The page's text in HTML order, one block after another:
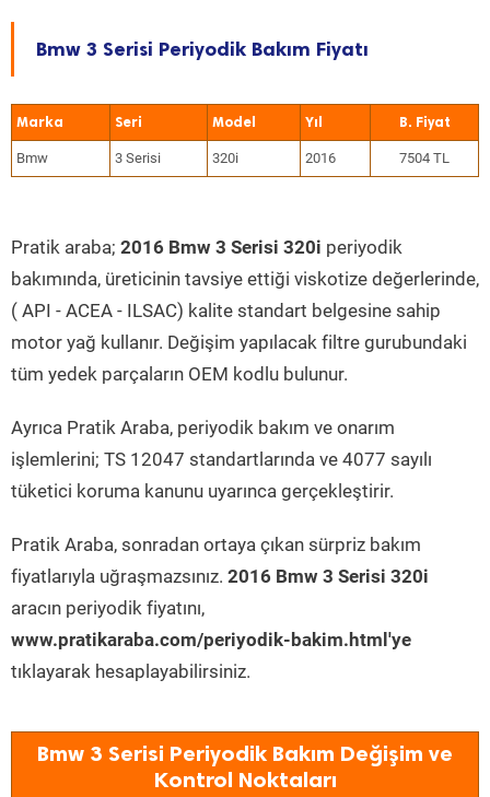
Bmw 3 Serisi Periyodik Bakım Fiyatı
Marka Seri Model Yıl
Bmw 3 Serisi 320i 2016 7504 TL
Pratik araba; 2016 Bmw 3 Serisi 320i periyodik
bakımında, üreticinin tavsiye ettiği viskotize değerlerinde,
( API - ACEA - ILSAC) kalite standart belgesine sahip
motor yağ kullanır. Değişim yapılacak filtre gurubundaki
tüm yedek parçaların OEM kodlu bulunur.
Ayrıca Pratik Araba, periyodik bakım ve onarım
işlemlerini; TS 12047 standartlarında ve 4077 sayılı
tüketici koruma kanunu uyarınca gerçekleştirir.
Pratik Araba, sonradan ortaya çıkan sürpriz bakım
fiyatlarıyla uğraşmazsınız. 2016 Bmw 3 Serisi 320i
aracın periyodik fiyatını,
www.pratikaraba.com/periyodik-bakim.html'ye
tıklayarak hesaplayabilirsiniz.
Bmw 3 Serisi Periyodik Bakım Değişim ve
Kontrol Noktaları